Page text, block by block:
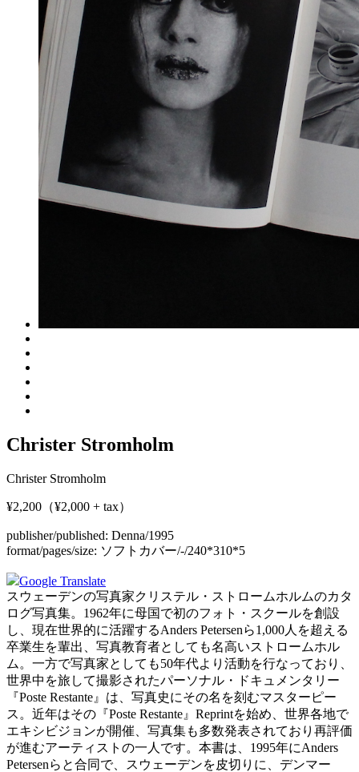
Christer Stromholm
Christer Stromholm
¥2,200（¥2,000 + tax）
publisher/published: Denna/1995
format/pages/size: ソフトカバー/-/240*310*5
Google Translate
スウェーデンの写真家クリステル・ストロームホルムのカタ
ログ写真集。1962年に母国で初のフォト・スクールを創設
し、現在世界的に活躍するAnders Petersenら1,000人を超える
卒業生を輩出、写真教育者としても名高いストロームホル
ム。一方で写真家としても50年代より活動を行なっており、
世界中を旅して撮影されたパーソナル・ドキュメンタリー
『Poste Restante』は、写真史にその名を刻むマスターピー
ス。近年はその『Poste Restante』Reprintを始め、世界各地で
エキシビジョンが開催、写真集も多数発表されており再評価
が進むアーティストの一人です。本書は、1995年にAnders
Petersenらと合同で、スウェーデンを皮切りに、デンマー